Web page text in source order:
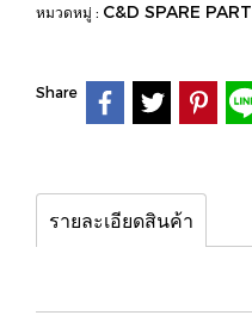
หมวดหมู่ : C&D SPARE PART
Share
รายละเอียดสินค้า